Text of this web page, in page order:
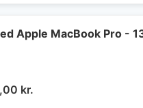
Apple MacBook Pro -
kr.